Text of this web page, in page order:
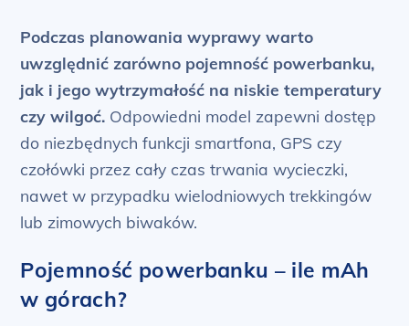
Podczas planowania wyprawy warto
uwzględnić zarówno pojemność powerbanku,
jak i jego wytrzymałość na niskie temperatury
czy wilgoć. Odpowiedni model zapewni dostęp
do niezbędnych funkcji smartfona, GPS czy
czołówki przez cały czas trwania wycieczki,
nawet w przypadku wielodniowych trekkingów
lub zimowych biwaków.
Pojemność powerbanku – ile mAh
w górach?